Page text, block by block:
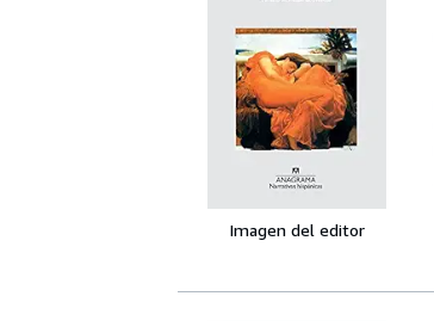
Imagen del editor